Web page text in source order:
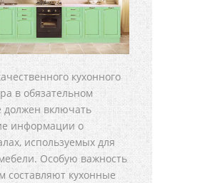
кухонного
в обязательном
должен включать
информации о
используемых для
Особую важность
составляют кухонные